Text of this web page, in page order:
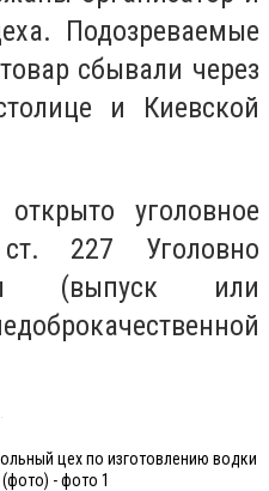
Подозреваемые
сбывали через
и Киевской
уголовное
227 Уголовно
(выпуск или
цех по изготовлению водки
- фото 1